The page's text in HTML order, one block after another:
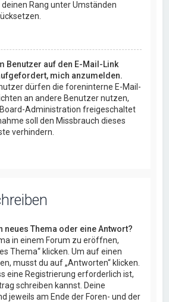
Rang unter Umständen
Benutzer auf den E-Mail-Link
mich anzumelden.
dürfen die foreninterne E-Mail-
an andere Benutzer nutzen,
Administration freigeschaltet
soll den Missbrauch dieses
verhindern.
neues Thema oder eine Antwort?
in einem Forum zu eröffnen,
Thema“ klicken. Um auf einen
musst du auf „Antworten“ klicken.
eine Registrierung erforderlich ist,
schreiben kannst. Deine
jeweils am Ende der Foren- und der